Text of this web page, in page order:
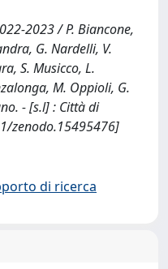
2023 / P. Biancone,
G. Nardelli, V.
S. Musicco, L.
M. Oppioli, G.
- [s.l] : Città di
zenodo.15495476]
di ricerca